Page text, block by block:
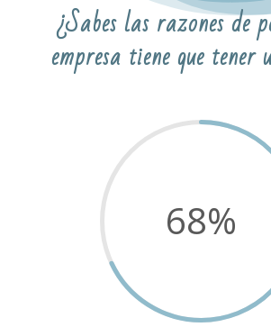
¿Sabes las razones de
empresa tiene que
68%